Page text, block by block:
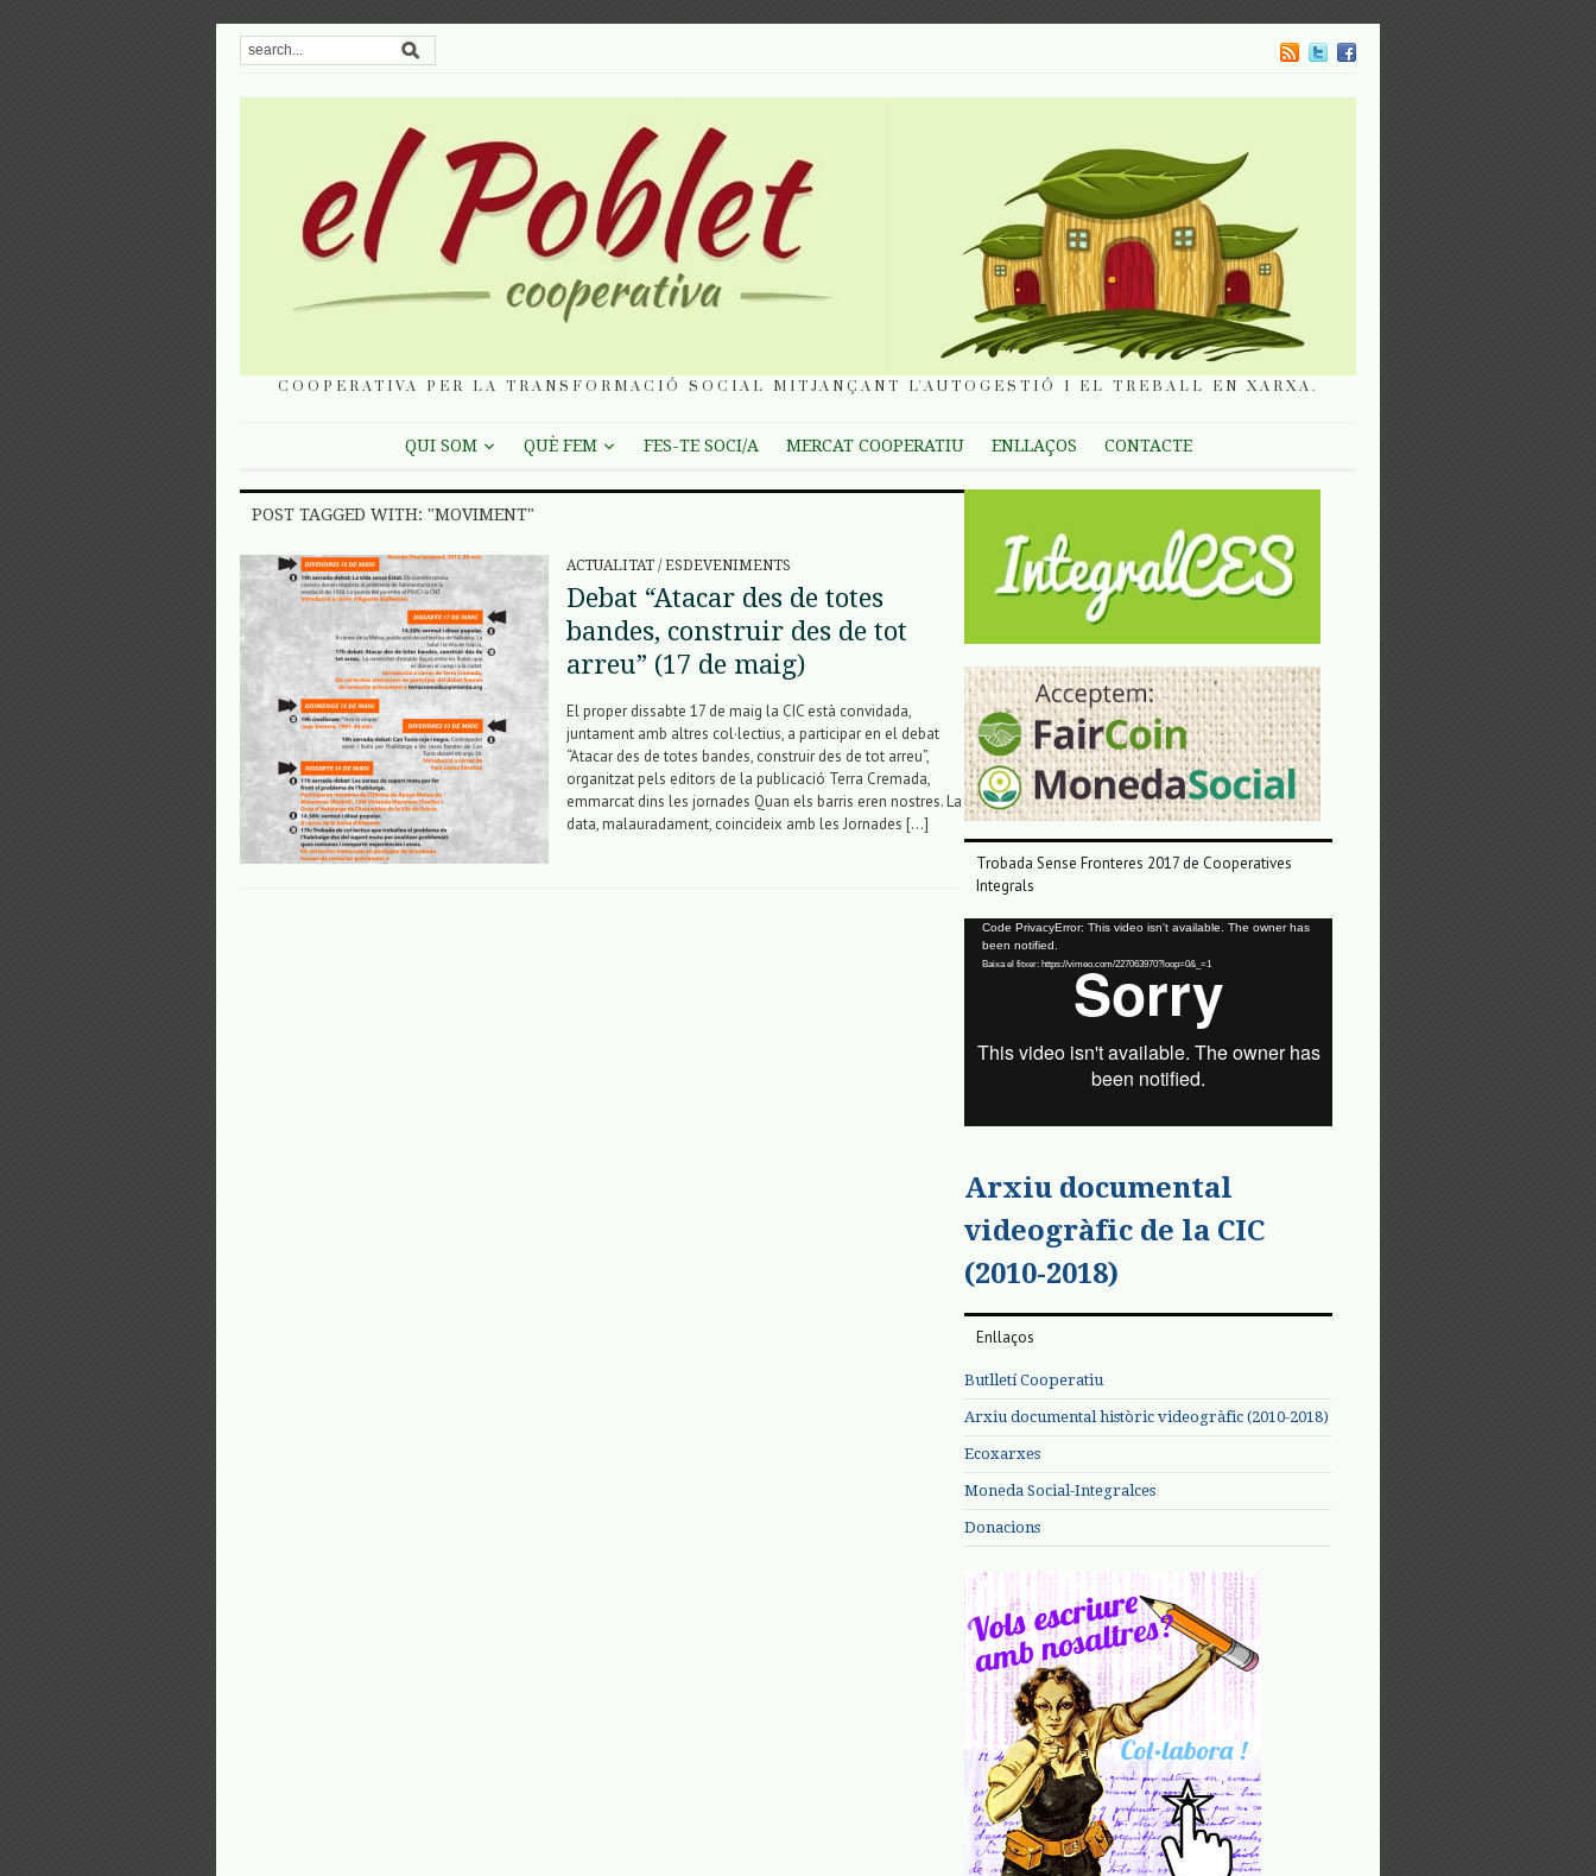
COOPERATIVA PER LA TRANSFORMACIÓ SOCIAL MITJANÇANT L'AUTOGESTIÓ I EL TREBALL EN XARXA.
QUI SOM QUÈ FEM FES-TE SOCI/A MERCAT COOPERATIU ENLLAÇOS CONTACTE
POST TAGGED WITH: "MOVIMENT"
ACTUALITAT / ESDEVENIMENTS
Debat “Atacar des de totes
bandes, construir des de tot
arreu” (17 de maig)
El proper dissabte 17 de maig la CIC està convidada,
juntament amb altres col·lectius, a participar en el debat
“Atacar des de totes bandes, construir des de tot arreu”,
organitzat pels editors de la publicació Terra Cremada,
emmarcat dins les jornades Quan els barris eren nostres. La
data, malauradament, coincideix amb les Jornades […]
Trobada Sense Fronteres 2017 de Cooperatives
Integrals
Reproductor
vídeo
Code PrivacyError: This video isn't available. The owner has
been notified.
Baixa el fitxer: https://vimeo.com/227063970?loop=0&_=1
Arxiu documental
videogràfic de la CIC
(2010-2018)
Enllaços
Butlletí Cooperatiu
Arxiu documental històric videogràfic (2010-2018)
Ecoxarxes
Moneda Social-Integralces
Donacions